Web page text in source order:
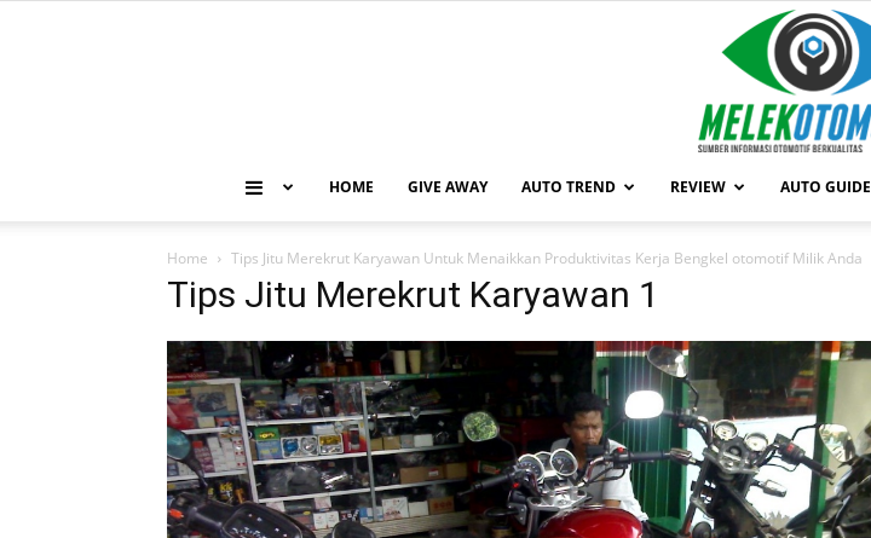
HOME GIVE AWAY AUTO TREND REVIEW AUTO GUIDE
Home Tips Jitu Merekrut Karyawan Untuk Menaikkan Produktivitas Kerja Bengkel otomotif Milik Anda
Tips Jitu Merekrut Karyawan 1